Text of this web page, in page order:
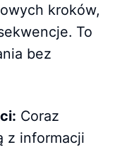
kroków,
To
bez
Coraz
z informacji